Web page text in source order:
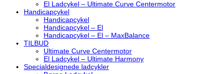
El Ladcykel – Ultimate Curve Centermotor
Handicapcykel
Handicapcykel
Handicapcykel – El
Handicapcykel – El – MaxBalance
TILBUD
Ultimate Curve Centermotor
El Ladcykel – Ultimate Harmony
Specialdesignede ladcykler